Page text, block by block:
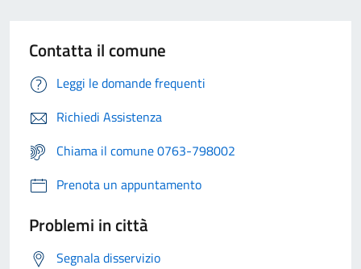
Contatta il comune
Leggi le domande frequenti
Richiedi Assistenza
Chiama il comune 0763-798002
Prenota un appuntamento
Problemi in città
Segnala disservizio